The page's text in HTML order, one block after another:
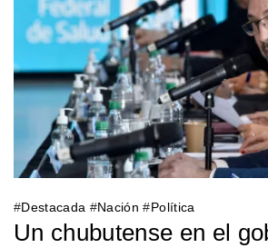
#Destacada #Nación #Política
Un chubutense en el